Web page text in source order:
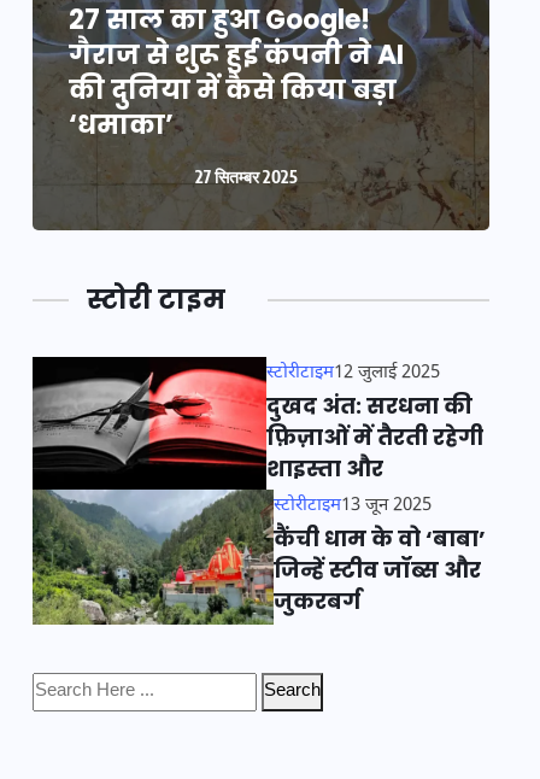
27 साल का हुआ Google!
गैराज से शुरू हुई कंपनी ने AI
की दुनिया में कैसे किया बड़ा
‘धमाका’
27 सितम्बर 2025
स्टोरी टाइम
स्टोरीटाइम12 जुलाई 2025
दुखद अंत: सरधना की
फ़िज़ाओं में तैरती रहेगी
शाइस्ता और
स्टोरीटाइम13 जून 2025
कैंची धाम के वो ‘बाबा’
जिन्हें स्टीव जॉब्स और
जुकरबर्ग
Search